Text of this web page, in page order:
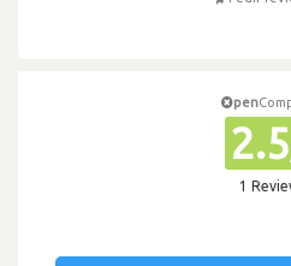
pen
2.5
1